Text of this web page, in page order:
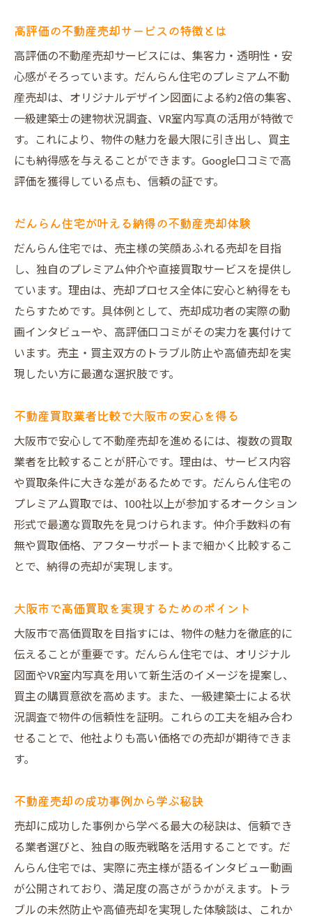
安心のために知っておきたい売却ポイント
不動産売却でトラブルを防ぐ事前準備
売主様と買主様の安心を守る査定の工夫
大阪市で信頼できる不動産売却の条件
建物状況調査報告書で安心取引を実現
不動産売却のリスク回避ポイントを解説
査定から売却まで安心の流れを紹介
不動産売却で高価買取を狙う業者選びのコ
ツ
大阪 不動産 高価買取を実現する方法
複数不動産買取業者の査定比較の重要性
ランキングを活かした業者選定のポイント
不動産買取査定を比較して高値売却へ導く
だんらん住宅のプレミアム買取の強みとは
不動産売却の査定が無料な理由を詳しく解
説
無料査定を有効活用するためのポイント
不動産買取業者の無料査定サービスの実態
大阪市で無料査定を選ぶメリットと注意点
訪問査定やオンライン査定の無料化の背景
不動産売却で無料査定を安心して利用する
方法
不動産売却で悪質業者を見抜く５つの視点
大阪市の不動産買取業者選び方の注意点
口コミやランキングで見極める信頼性とは
不動産売却のトラブルを未然に防ぐコツ
悪質な不動産買取業者の特徴と対策
安心できる不動産売却を実現する選択基準
査定から契約までのスムーズな進行手順
大阪市で売却完了までに必要な準備とは
不動産売却で期間短縮を実現するポイント
必要書類や手続きの流れを分かりやすく整
理
高評価の不動産売却サービスの特徴とは
高評価の不動産売却サービスには、集客力・透明性・安
心感がそろっています。だんらん住宅のプレミアム不動
産売却は、オリジナルデザイン図面による約2倍の集客、
一級建築士の建物状況調査、VR室内写真の活用が特徴で
す。これにより、物件の魅力を最大限に引き出し、買主
にも納得感を与えることができます。Google口コミで高
評価を獲得している点も、信頼の証です。
だんらん住宅が叶える納得の不動産売却体験
だんらん住宅では、売主様の笑顔あふれる売却を目指
し、独自のプレミアム仲介や直接買取サービスを提供し
ています。理由は、売却プロセス全体に安心と納得をも
たらすためです。具体例として、売却成功者の実際の動
画インタビューや、高評価口コミがその実力を裏付けて
います。売主・買主双方のトラブル防止や高値売却を実
現したい方に最適な選択肢です。
不動産買取業者比較で大阪市の安心を得る
大阪市で安心して不動産売却を進めるには、複数の買取
業者を比較することが肝心です。理由は、サービス内容
や買取条件に大きな差があるためです。だんらん住宅の
プレミアム買取では、100社以上が参加するオークション
形式で最適な買取先を見つけられます。仲介手数料の有
無や買取価格、アフターサポートまで細かく比較するこ
とで、納得の売却が実現します。
大阪市で高価買取を実現するためのポイント
大阪市で高価買取を目指すには、物件の魅力を徹底的に
伝えることが重要です。だんらん住宅では、オリジナル
図面やVR室内写真を用いて新生活のイメージを提案し、
買主の購買意欲を高めます。また、一級建築士による状
況調査で物件の信頼性を証明。これらの工夫を組み合わ
せることで、他社よりも高い価格での売却が期待できま
す。
不動産売却の成功事例から学ぶ秘訣
売却に成功した事例から学べる最大の秘訣は、信頼でき
る業者選びと、独自の販売戦略を活用することです。だ
んらん住宅では、実際に売主様が語るインタビュー動画
が公開されており、満足度の高さがうかがえます。トラ
ブルの未然防止や高値売却を実現した体験談は、これか